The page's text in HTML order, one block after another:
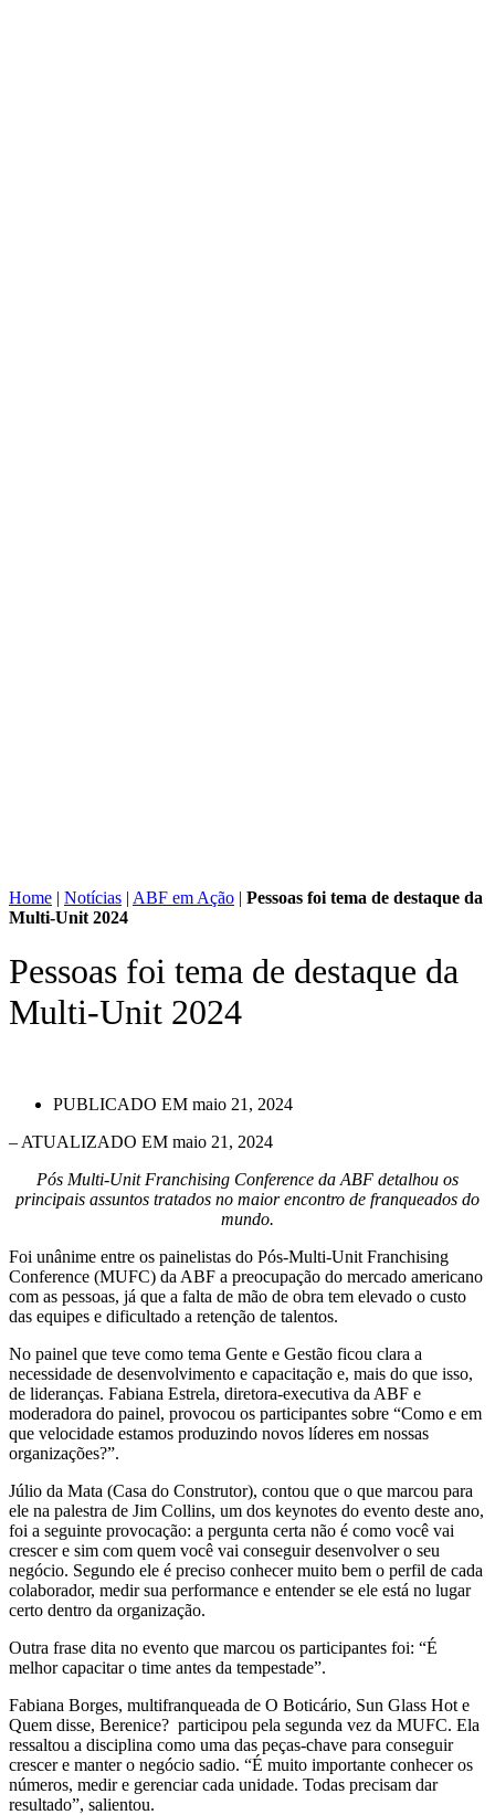
Home | Notícias | ABF em Ação | Pessoas foi tema de destaque da
Multi-Unit 2024
Pessoas foi tema de destaque da
Multi-Unit 2024
PUBLICADO EM maio 21, 2024
– ATUALIZADO EM maio 21, 2024
Pós Multi-Unit Franchising Conference da ABF detalhou os
principais assuntos tratados no maior encontro de franqueados do
mundo.
Foi unânime entre os painelistas do Pós-Multi-Unit Franchising
Conference (MUFC) da ABF a preocupação do mercado americano
com as pessoas, já que a falta de mão de obra tem elevado o custo
das equipes e dificultado a retenção de talentos.
No painel que teve como tema Gente e Gestão ficou clara a
necessidade de desenvolvimento e capacitação e, mais do que isso,
de lideranças. Fabiana Estrela, diretora-executiva da ABF e
moderadora do painel, provocou os participantes sobre “Como e em
que velocidade estamos produzindo novos líderes em nossas
organizações?”.
Júlio da Mata (Casa do Construtor), contou que o que marcou para
ele na palestra de Jim Collins, um dos keynotes do evento deste ano,
foi a seguinte provocação: a pergunta certa não é como você vai
crescer e sim com quem você vai conseguir desenvolver o seu
negócio. Segundo ele é preciso conhecer muito bem o perfil de cada
colaborador, medir sua performance e entender se ele está no lugar
certo dentro da organização.
Outra frase dita no evento que marcou os participantes foi: “É
melhor capacitar o time antes da tempestade”.
Fabiana Borges, multifranqueada de O Boticário, Sun Glass Hot e
Quem disse, Berenice? participou pela segunda vez da MUFC. Ela
ressaltou a disciplina como uma das peças-chave para conseguir
crescer e manter o negócio sadio. “É muito importante conhecer os
números, medir e gerenciar cada unidade. Todas precisam dar
resultado”, salientou.